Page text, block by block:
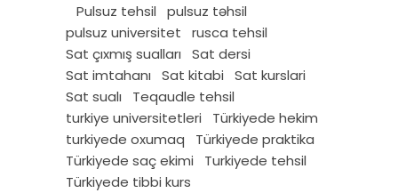
Pulsuz tehsil
pulsuz təhsil
pulsuz universitet
rusca tehsil
Sat çıxmış sualları
Sat dersi
Sat imtahanı
Sat kitabi
Sat kurslari
Sat sualı
Teqaudle tehsil
turkiye universitetleri
Türkiyede hekim
turkiyede oxumaq
Türkiyede praktika
Türkiyede saç ekimi
Turkiyede tehsil
Türkiyede tibbi kurs